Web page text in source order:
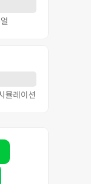
뮬레이션